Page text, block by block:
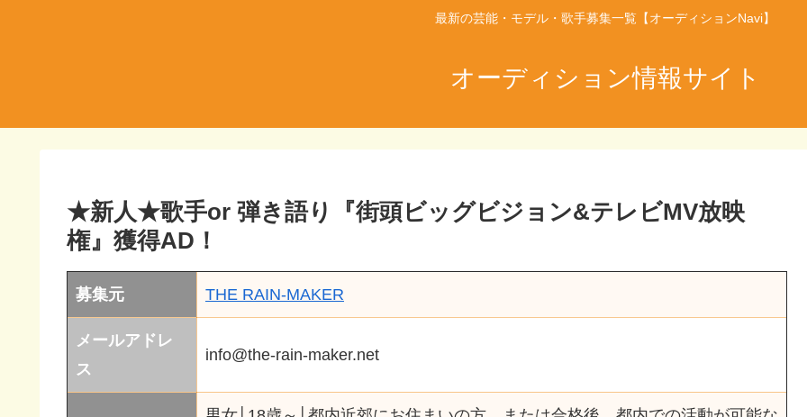
最新の芸能・モデル・歌手募集一覧【オーディションNavi】
オーディション情報サイト
★新人★歌手or 弾き語り『街頭ビッグビジョン&テレビMV放映
権』獲得AD！
募集元 THE RAIN-MAKER
メールアドレ
ス
info@the-rain-maker.net